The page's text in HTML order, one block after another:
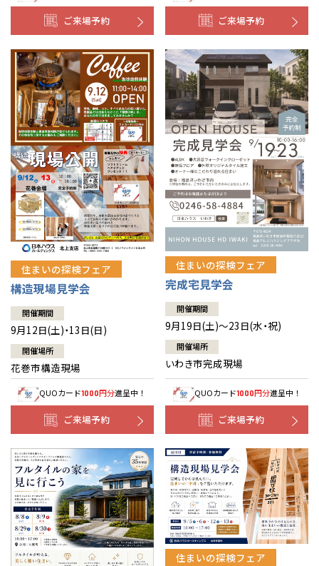
ご来場予約 ご来場予約
住まいの探検フェア
構造現場見学会
開催期間
9月12日(土)・13日(日)
開催場所
花巻市構造現場
QUOカード1000円分進呈中！
ご来場予約
住まいの探検フェア
完成宅見学会
開催期間
9月19日(土)～23日(水・祝)
開催場所
いわき市完成現場
QUOカード1000円分進呈中！
ご来場予約
住まいの探検フェア